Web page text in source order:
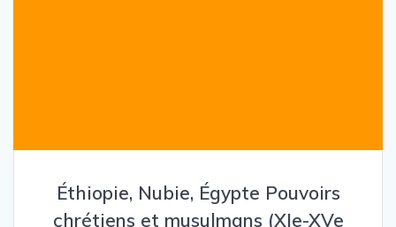
Éthiopie, Nubie, Égypte Pouvoirs
chrétiens et musulmans (XIe-XVe